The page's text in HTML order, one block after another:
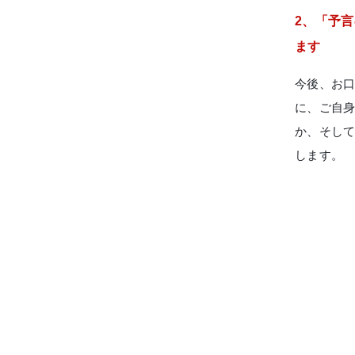
2、「予
ます
今後、お
に、ご自
か、そし
します。